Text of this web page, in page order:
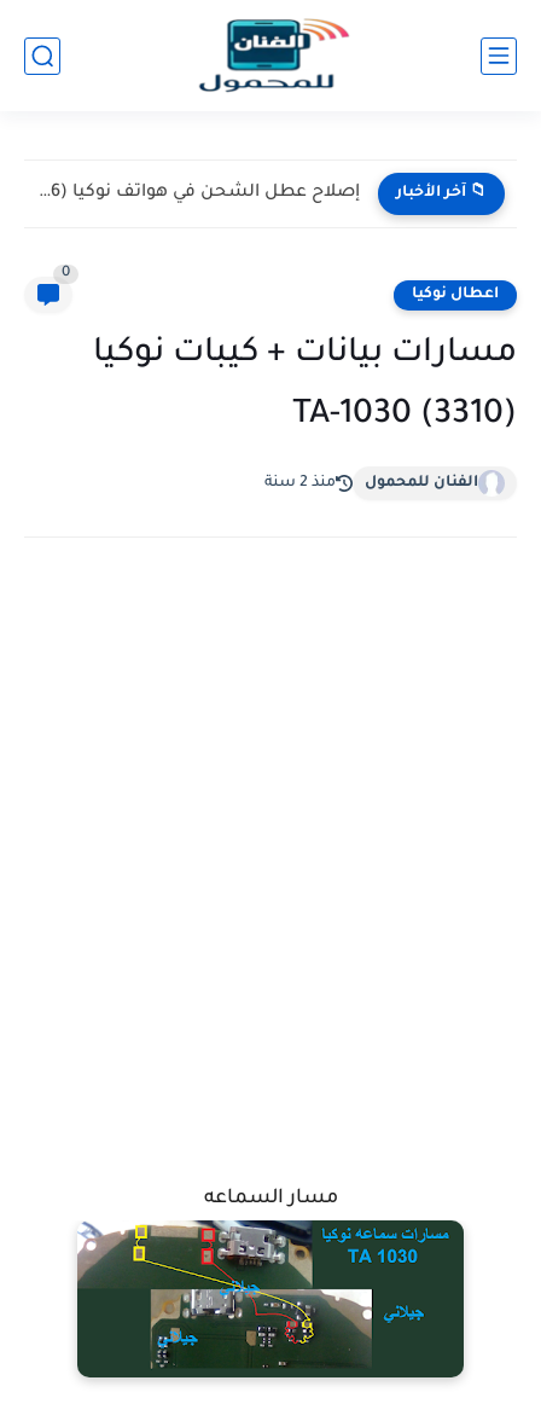
📁 آخر الأخبار إصلاح عطل الشحن في هواتف نوكيا (Nokia 105 / 106)...
اعطال نوكيا
0
مسارات بيانات + كيبات نوكيا
(3310) TA-1030
الفنان للمحمول منذ 2 سنة
مسار السماعه